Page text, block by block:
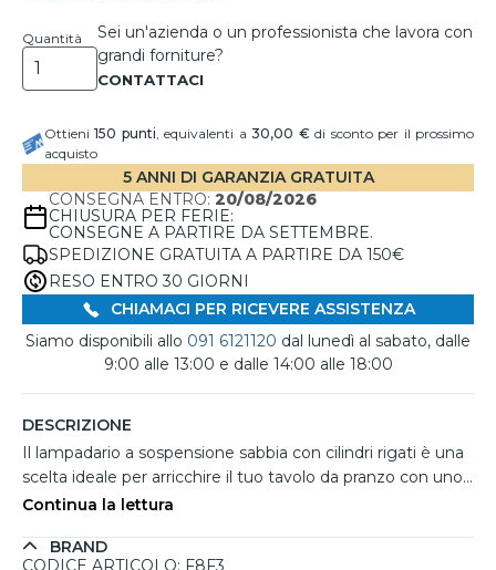
Quantità
Sei un'azienda o un professionista che lavora con
grandi forniture?
Ottieni150 punti, equivalenti a30,00 €di sconto per il prossimo
acquisto
5 ANNI DI GARANZIA GRATUITA
CONSEGNA ENTRO: 20/08/2026
CHIUSURA PER FERIE:
CONSEGNE A PARTIRE DA SETTEMBRE.
SPEDIZIONE GRATUITA A PARTIRE DA 150€
RESO ENTRO 30 GIORNI
CHIAMACI PER RICEVERE ASSISTENZA
Siamo disponibili allo 091 6121120 dal lunedì al sabato, dalle
9:00 alle 13:00 e dalle 14:00 alle 18:00
DESCRIZIONE
Il lampadario a sospensione sabbia con cilindri rigati è una
scelta ideale per arricchire il tuo tavolo da pranzo con uno
stile moderno e loft. La sua struttura in alluminio e acciaio
robusto e contemporaneo. Con una lunghezza di 115 cm e
Continua la lettura
BRAND
CODICE ARTICOLO: F8F3